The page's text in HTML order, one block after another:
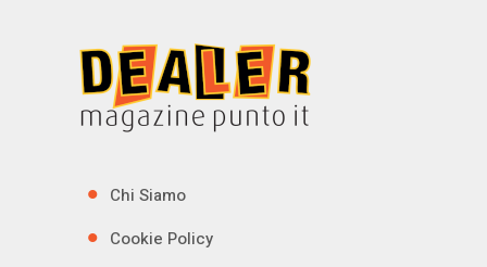
Chi Siamo
Cookie Policy